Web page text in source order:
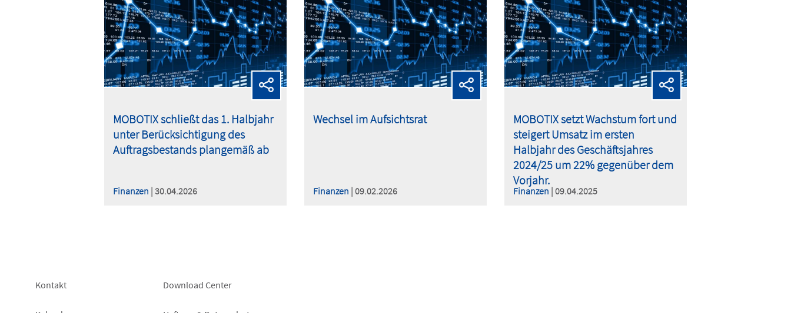
MOBOTIX schließt das 1. Halbjahr
unter Berücksichtigung des
Auftragsbestands plangemäß ab
Finanzen | 30.04.2026
Wechsel im Aufsichtsrat
Finanzen | 09.02.2026
MOBOTIX setzt Wachstum fort und
steigert Umsatz im ersten
Halbjahr des Geschäftsjahres
2024/25 um 22% gegenüber dem
Vorjahr.
Finanzen | 09.04.2025
Footer
Kontakt
Footer
Download Center